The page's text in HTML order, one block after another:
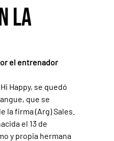
la
el entrenador
Happy, se quedó
que se
la firma (Arg) Sales.
el 13 de
y propia hermana